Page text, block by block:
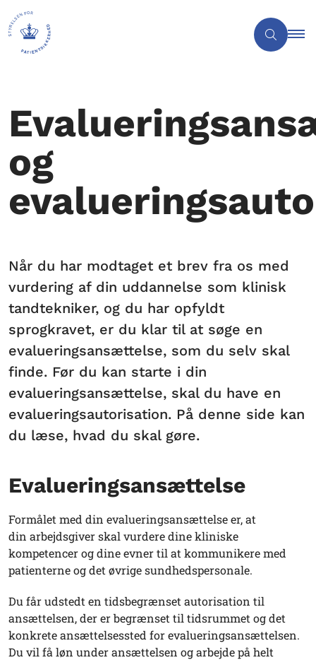
og
Når du har modtaget et brev fra os med
vurdering af din uddannelse som klinisk
tandtekniker, og du har opfyldt
sprogkravet, er du klar til at søge en
evalueringsansættelse, som du selv skal
finde. Før du kan starte i din
evalueringsansættelse, skal du have en
evalueringsautorisation. På denne side kan
du læse, hvad du skal gøre.
Evalueringsansættelse
Formålet med din evalueringsansættelse er, at
din arbejdsgiver skal vurdere dine kliniske
kompetencer og dine evner til at kommunikere med
patienterne og det øvrige sundhedspersonale.
Du får udstedt en tidsbegrænset autorisation til
ansættelsen, der er begrænset til tidsrummet og det
konkrete ansættelsessted for evalueringsansættelsen.
Du vil få løn under ansættelsen og arbejde på helt